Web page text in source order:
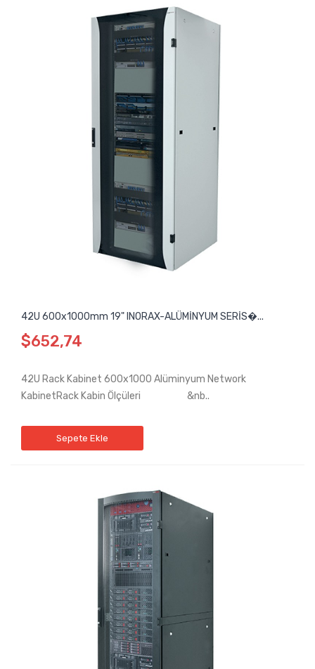
42U 600x1000mm 19" INORAX-ALÜMİNYUM SERİS�...
$652,74
42U Rack Kabinet 600x1000 Alüminyum Network
KabinetRack Kabin Ölçüleri &nb..
Sepete Ekle